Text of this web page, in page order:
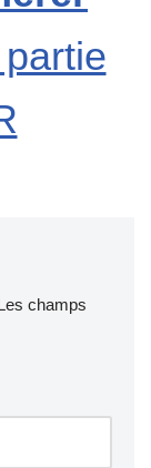
champs